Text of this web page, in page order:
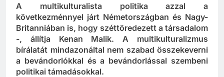
A multikulturalista politika azzal a
következménnyel járt Németországban és Nagy-
Britanniában is, hogy széttöredezett a társadalom
-, állítja Kenan Malik. A multikulturalizmus
bírálatát mindazonáltal nem szabad összekeverni
a bevándorlókkal és a bevándorlással szembeni
politikai támadásokkal.